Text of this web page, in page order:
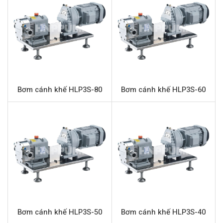
an toàn trong sản xuất. Với khả năng vận chuyển chất
lỏng có độ nhớt cao một cách nhẹ nhàng và hiệu quả,
HLP3S-30 là lựa chọn tối ưu cho các quy trình sản xuất
hiện đại.
Tên sản phẩm
Bơm cánh khế HLP3S-30
Model
HLP3S-30
Thương hiệu
Carten Pump
Hãng sản xuất
Carten Pump
Xuất xứ
Trung Quốc
Cánh khế
Stainless Steel 316L
Bơm cánh khế HLP3S-80 Bơm cánh khế HLP3S-60
Bơm cánh khế HLP3S-50 Bơm cánh khế HLP3S-40